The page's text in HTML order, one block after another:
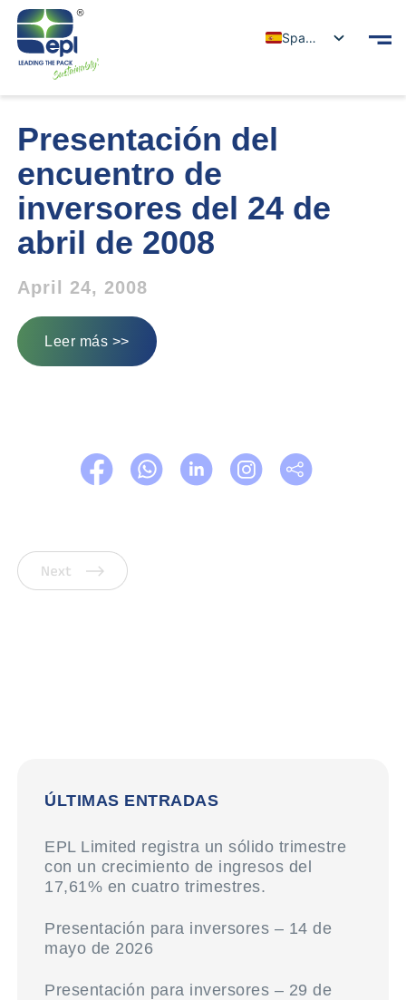
Spanish
Presentación del
encuentro de
inversores del 24 de
abril de 2008
April 24, 2008
Leer más >>
ÚLTIMAS ENTRADAS
EPL Limited registra un sólido trimestre
con un crecimiento de ingresos del
17,61% en cuatro trimestres.
Presentación para inversores – 14 de
mayo de 2026
Presentación para inversores – 29 de